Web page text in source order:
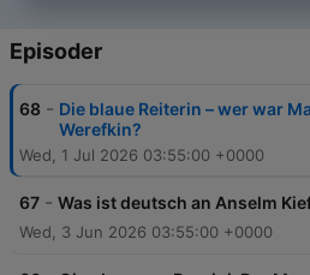
produziert von Pool Artists.
Episoder
68 - Die blaue Reiterin – wer war
Werefkin?
Wed, 1 Jul 2026 03:55:00 +0000
67 - Was ist deutsch an Anselm
Wed, 3 Jun 2026 03:55:00 +0000